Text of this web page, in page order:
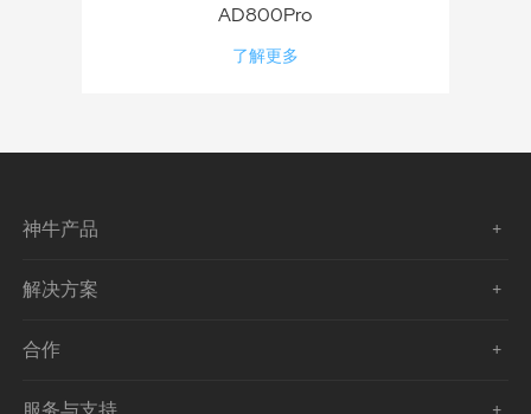
AD800Pro
了解更多
神牛产品
解决方案
合作